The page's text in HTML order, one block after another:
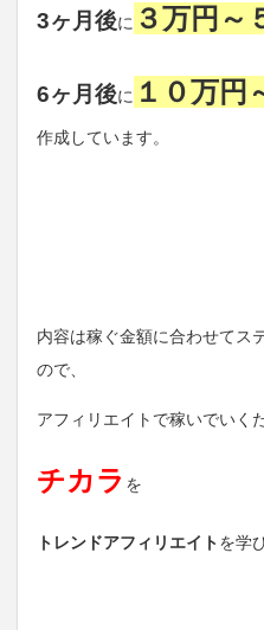
3ヶ月後に ３万円～
6ヶ月後に １０万円
作成しています。
内容は稼ぐ金額に合わせてス
ので、
アフィリエイトで稼いでいく
チカラ を
トレンドアフィリエイトを学